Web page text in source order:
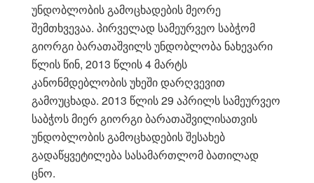
უნდობლობის გამოცხადების მეორე
შემთხვევაა. პირველად სამეურვეო საბჭომ
გიორგი ბარათაშვილს უნდობლობა ნახევარი
წლის წინ, 2013 წლის 4 მარტს
კანონმდებლობის უხეში დარღვევით
გამოუცხადა. 2013 წლის 29 აპრილს სამეურვეო
საბჭოს მიერ გიორგი ბარათაშვილისათვის
უნდობლობის გამოცხადების შესახებ
გადაწყვეტილება სასამართლომ ბათილად
ცნო.